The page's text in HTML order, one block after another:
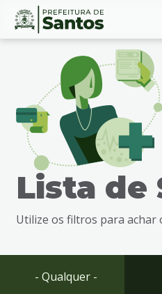
Ir
busca
Ir
Conteúdo
Lista de
Utilize os filtros para achar
- Qualquer -